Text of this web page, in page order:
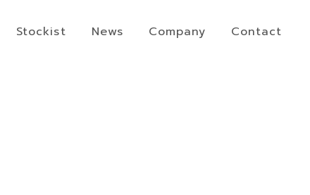
Stockist News Company Contact